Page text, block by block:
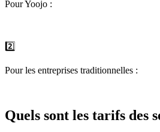
Pour Yoojo :
2️⃣
Pour les entreprises traditionnelles :
Quels sont les tarifs des